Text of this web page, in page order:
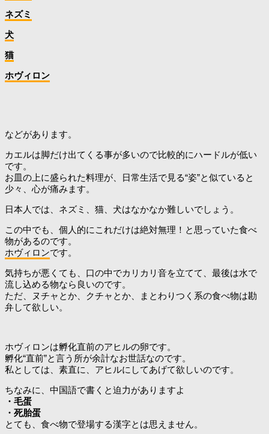
ネズミ
犬
猫
ホヴィロン
などがあります。
カエルは脚だけ出てくる事が多いので比較的にハードルが低い
です。
お皿の上に盛られた料理が、日常生活で見る“姿”と似ていると
少々、心が痛みます。
日本人では、ネズミ、猫、犬はなかなか難しいでしょう。
この中でも、個人的にこれだけは絶対無理！と思っていた食べ
物があるのです。
ホヴィロンです。
気持ちが悪くても、口の中でカリカリ音を立てて、最後は水で
流し込める物なら良いのです。
ただ、ヌチャとか、クチャとか、まとわりつく系の食べ物は勘
弁して欲しい。
ホヴィロンは孵化直前のアヒルの卵です。
孵化“直前”と言う所が余計なお世話なのです。
私としては、素直に、アヒルにしてあげて欲しいのです。
ちなみに、中国語で書くと迫力がありますよ
・毛蛋
・死胎蛋
とても、食べ物で登場する漢字とは思えません。